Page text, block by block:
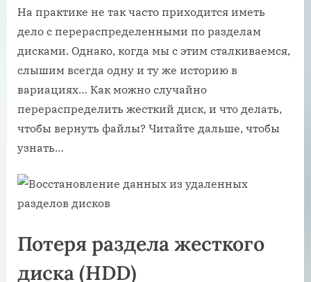
На практике не так часто приходится иметь
дело с перераспределенными по разделам
дисками. Однако, когда мы с этим сталкиваемся,
слышим всегда одну и ту же историю в
вариациях… Как можно случайно
перераспределить жесткий диск, и что делать,
чтобы вернуть файлы? Читайте дальше, чтобы
узнать…
Потеря раздела жесткого
диска (HDD)